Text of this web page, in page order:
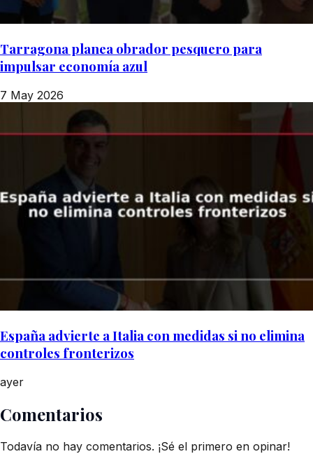
Tarragona planea obrador pesquero para
impulsar economía azul
7 May 2026
España advierte a Italia con medidas si no elimina
controles fronterizos
ayer
Comentarios
Todavía no hay comentarios. ¡Sé el primero en opinar!